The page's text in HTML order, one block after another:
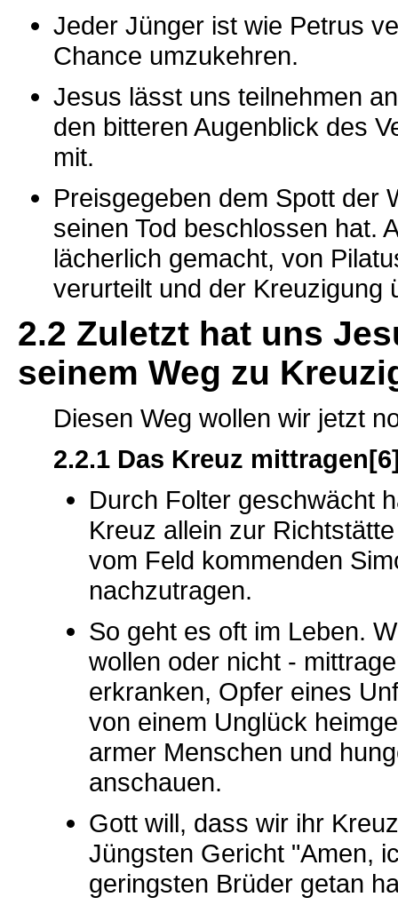
Jeder Jünger ist wie Petrus
Chance umzukehren.
Jesus lässt uns teilnehmen
den bitteren Augenblick des
mit.
Preisgegeben dem Spott der
seinen Tod beschlossen hat.
lächerlich gemacht, von
verurteilt und der Kreuzigung
2.2 Zuletzt hat uns
seinem Weg zu
Diesen Weg wollen wir jetzt
2.2.1 Das Kreuz
Durch Folter geschwächt
Kreuz allein zur
vom Feld kommenden
nachzutragen.
So geht es oft im Leben.
wollen oder nicht -
erkranken, Opfer eines
von einem Unglück
armer Menschen und
anschauen.
Gott will, dass wir ihr
Jüngsten Gericht "Amen,
geringsten Brüder getan